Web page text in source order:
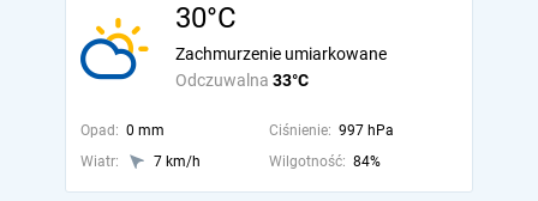
30°C
Odczuwalna 33°C
Zachmurzenie umiarkowane
Opad: 0 mm Ciśnienie: 997 hPa
Wiatr:
7 km/h Wilgotność: 84%